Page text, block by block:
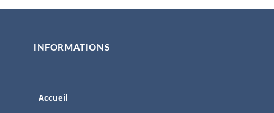
INFORMATIONS
Accueil